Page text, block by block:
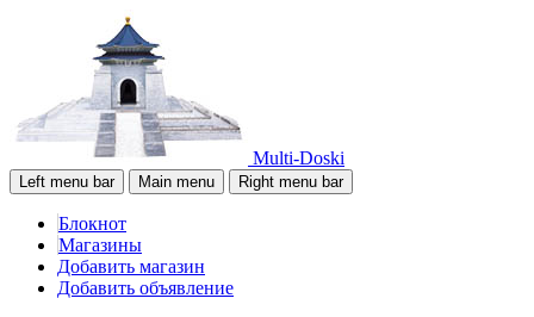
Multi-Doski
Left menu bar Main menu Right menu bar
Блокнот
Магазины
Добавить магазин
Добавить объявление